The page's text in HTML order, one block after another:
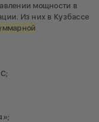
мощности в
Из них в Кузбассе